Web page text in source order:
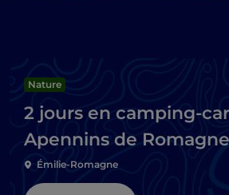
Nature
2 jours en camping-
Apennins de Romagne
Émilie-Romagne